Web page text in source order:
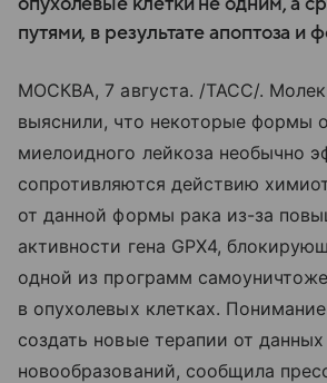
путями, в результате апоптоза и
МОСКВА, 7 августа. /ТАСС/.
выяснили, что некоторые формы
миелоидного лейкоза необычно
сопротивляются действию
от данной формы рака из-за
активности гена GPX4,
одной из программ
в опухолевых клетках.
создать новые терапии от данных
новообразований, сообщила